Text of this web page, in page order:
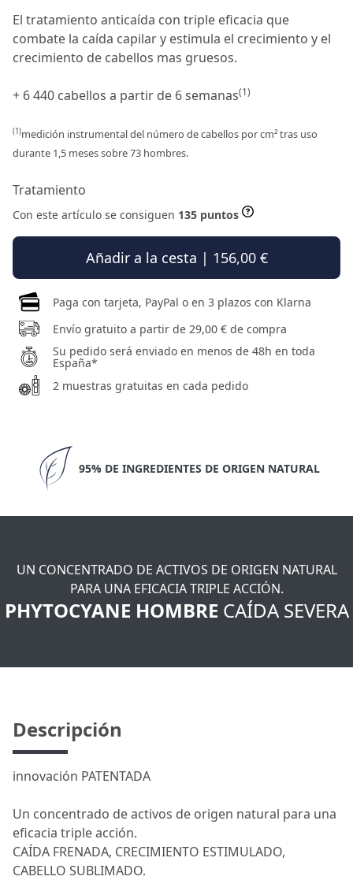
El tratamiento anticaída con triple eficacia que
combate la caída capilar y estimula el crecimiento y el
crecimiento de cabellos mas gruesos.
+ 6 440 cabellos a partir de 6 semanas(1)
(1)medición instrumental del número de cabellos por cm² tras uso
durante 1,5 meses sobre 73 hombres.
Tratamiento
Con este artículo se consiguen 135 puntos
Añadir a la cesta | 156,00 €
Paga con tarjeta, PayPal o en 3 plazos con Klarna
Envío gratuito a partir de 29,00 € de compra
Su pedido será enviado en menos de 48h en toda
España*
2 muestras gratuitas en cada pedido
95% DE INGREDIENTES DE ORIGEN NATURAL
UN CONCENTRADO DE ACTIVOS DE ORIGEN NATURAL
PARA UNA EFICACIA TRIPLE ACCIÓN.
PHYTOCYANE HOMBRE CAÍDA SEVERA
Descripción
innovación PATENTADA
Un concentrado de activos de origen natural para una
eficacia triple acción.
CAÍDA FRENADA, CRECIMIENTO ESTIMULADO,
CABELLO SUBLIMADO.